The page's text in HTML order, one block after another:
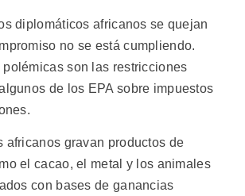
diplomáticos africanos se quejan
no se está cumpliendo.
polémicas son las restricciones
de los EPA sobre impuestos
africanos gravan productos de
el cacao, el metal y los animales
con bases de ganancias